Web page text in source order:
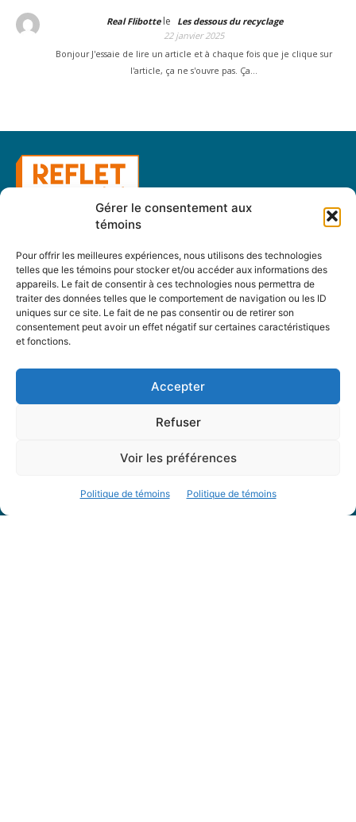
Gérer le consentement aux
témoins
Pour offrir les meilleures expériences, nous utilisons des technologies
telles que les témoins pour stocker et/ou accéder aux informations des
appareils. Le fait de consentir à ces technologies nous permettra de
traiter des données telles que le comportement de navigation ou les ID
uniques sur ce site. Le fait de ne pas consentir ou de retirer son
consentement peut avoir un effet négatif sur certaines caractéristiques
et fonctions.
Accepter
Refuser
Voir les préférences
Politique de témoins Politique de témoins
Real Flibottele
Les dessous du recyclage
22 janvier 2025
Bonjour J'essaie de lire un article et à chaque fois que je clique sur
l'article, ça ne s'ouvre pas. Ça…
Un regard différent
Abonnement
Abonnez-vous
Changement d’adresse
Accueil